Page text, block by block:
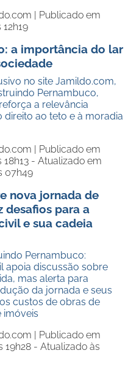
| Publicado em
a importância do lar
no site Jamildo.com,
Pernambuco,
a relevância
direito ao teto e à moradia
| Publicado em
- Atualizado em
07h49
nova jornada de
desafios para a
e sua cadeia
Pernambuco:
apoia discussão sobre
mas alerta para
da jornada e seus
custos de obras de
imóveis
| Publicado em
- Atualizado às